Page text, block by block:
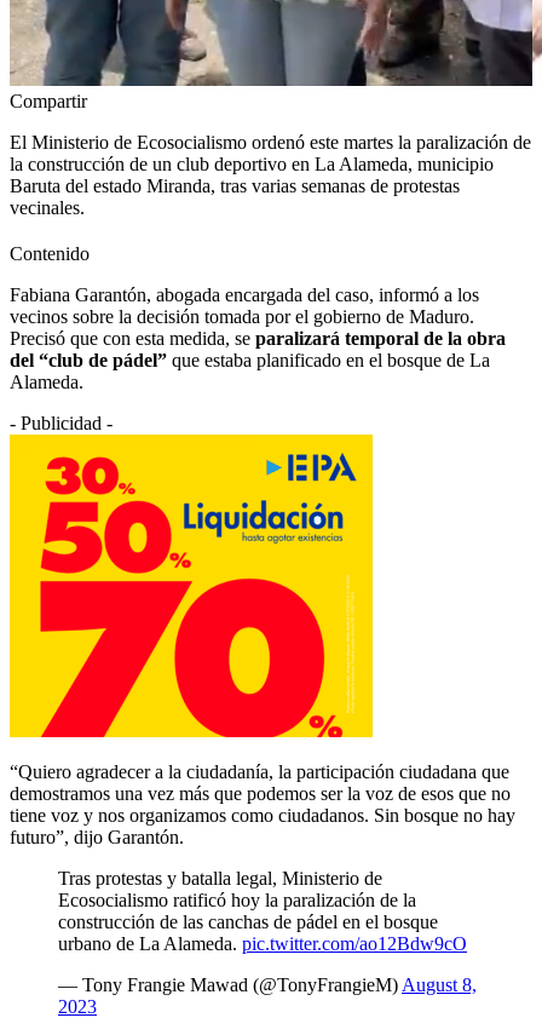
Compartir
El Ministerio de Ecosocialismo ordenó este martes la paralización de
la construcción de un club deportivo en La Alameda, municipio
Baruta del estado Miranda, tras varias semanas de protestas
vecinales.
Contenido
Fabiana Garantón, abogada encargada del caso, informó a los
vecinos sobre la decisión tomada por el gobierno de Maduro.
Precisó que con esta medida, se paralizará temporal de la obra
del “club de pádel” que estaba planificado en el bosque de La
Alameda.
- Publicidad -
“Quiero agradecer a la ciudadanía, la participación ciudadana que
demostramos una vez más que podemos ser la voz de esos que no
tiene voz y nos organizamos como ciudadanos. Sin bosque no hay
futuro”, dijo Garantón.
Tras protestas y batalla legal, Ministerio de
Ecosocialismo ratificó hoy la paralización de la
construcción de las canchas de pádel en el bosque
urbano de La Alameda. pic.twitter.com/ao12Bdw9cO
— Tony Frangie Mawad (@TonyFrangieM) August 8,
2023